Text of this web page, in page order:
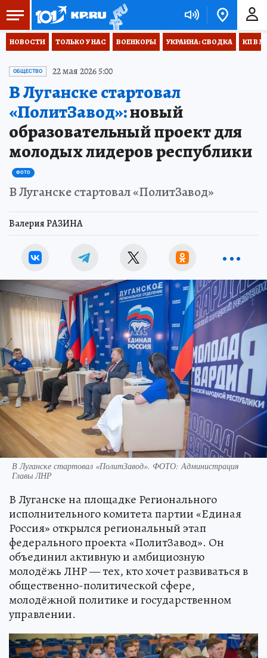
НОВОСТИ ТОЛЬКО У НАС ВОЕНКОРЫ УКРАИНА: СВОДКА КП В
ОБЩЕСТВО 22 мая 2026 5:00
В Луганске стартовал
«ПолитЗавод»:новый
образовательный проект для
молодых лидеров республики
ФОТО
В Луганске стартовал «ПолитЗавод»
Валерия РАЗИНА
В Луганске стартовал «ПолитЗавод». ФОТО: Администрация
Главы ЛНР
В Луганске на площадке Регионального
исполнительного комитета партии «Единая
Россия» открылся региональный этап
федерального проекта «ПолитЗавод». Он
объединил активную и амбициозную
молодёжь ЛНР — тех, кто хочет развиваться в
общественно-политической сфере,
молодёжной политике и государственном
управлении.